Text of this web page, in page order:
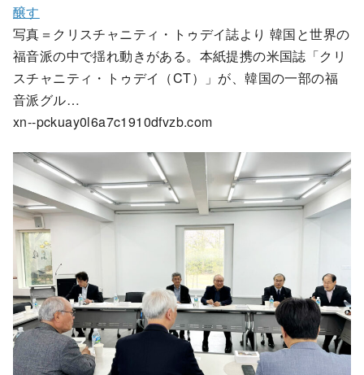
醸す
写真＝クリスチャニティ・トゥデイ誌より 韓国と世界の
福音派の中で揺れ動きがある。本紙提携の米国誌「クリ
スチャニティ・トゥデイ（CT）」が、韓国の一部の福
音派グル…
xn--pckuay0l6a7c1910dfvzb.com